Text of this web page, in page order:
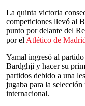
La quinta victoria
competiciones llevó al
punto por delante del
por el Atlético de
Yamal ingresó al
Bardghji y hacer su
partidos debido a una
jugaba para la
internacional.